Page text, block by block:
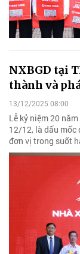
NXBGD tại
thành và
13/12/2025 08:00
Lễ kỷ niệm 20
12/12, là dấu mốc
đơn vị trong suốt